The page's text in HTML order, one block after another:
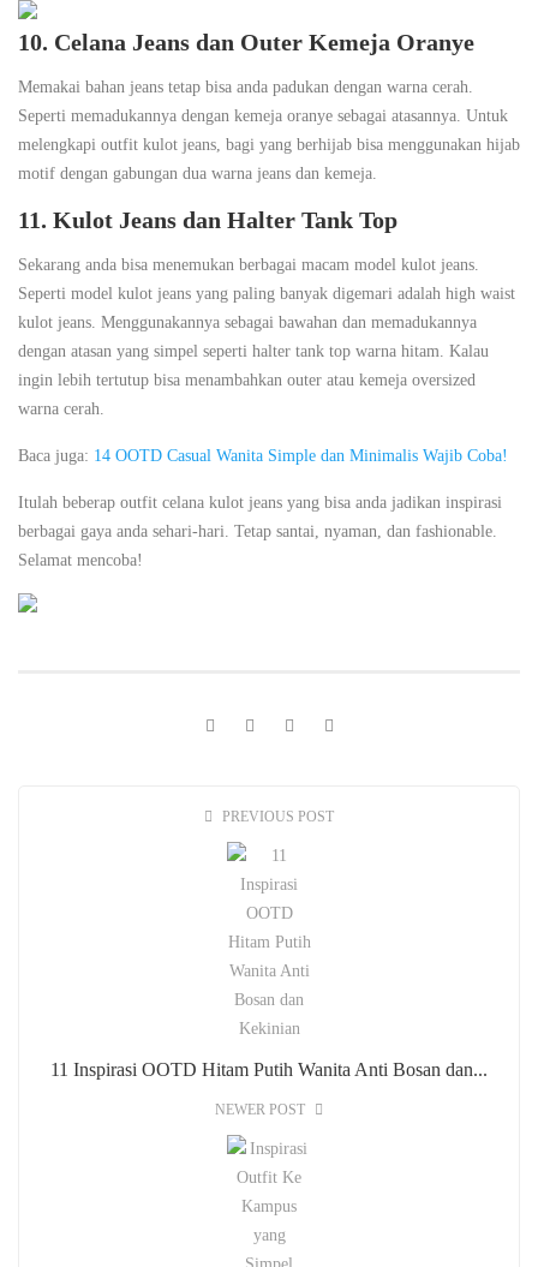
10. Celana Jeans dan Outer Kemeja Oranye
Memakai bahan jeans tetap bisa anda padukan dengan warna cerah.
Seperti memadukannya dengan kemeja oranye sebagai atasannya. Untuk
melengkapi outfit kulot jeans, bagi yang berhijab bisa menggunakan hijab
motif dengan gabungan dua warna jeans dan kemeja.
11. Kulot Jeans dan Halter Tank Top
Sekarang anda bisa menemukan berbagai macam model kulot jeans.
Seperti model kulot jeans yang paling banyak digemari adalah high waist
kulot jeans. Menggunakannya sebagai bawahan dan memadukannya
dengan atasan yang simpel seperti halter tank top warna hitam. Kalau
ingin lebih tertutup bisa menambahkan outer atau kemeja oversized
warna cerah.
Baca juga: 14 OOTD Casual Wanita Simple dan Minimalis Wajib Coba!
Itulah beberap outfit celana kulot jeans yang bisa anda jadikan inspirasi
berbagai gaya anda sehari-hari. Tetap santai, nyaman, dan fashionable.
Selamat mencoba!
PREVIOUS POST
11 Inspirasi OOTD Hitam Putih Wanita Anti Bosan dan...
NEWER POST